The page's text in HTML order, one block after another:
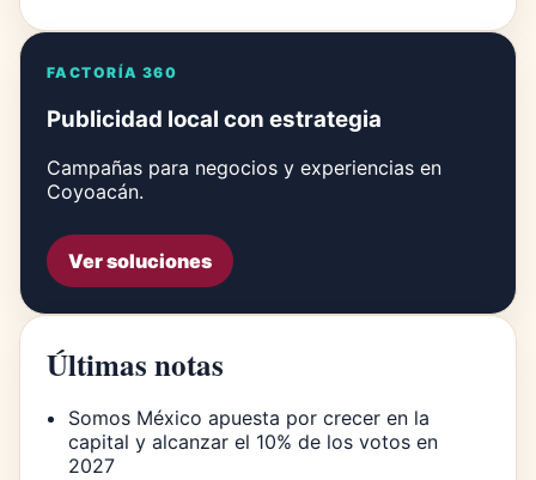
FACTORÍA 360
Publicidad local con estrategia
Campañas para negocios y experiencias en
Coyoacán.
Ver soluciones
Últimas notas
Somos México apuesta por crecer en la
capital y alcanzar el 10% de los votos en
2027